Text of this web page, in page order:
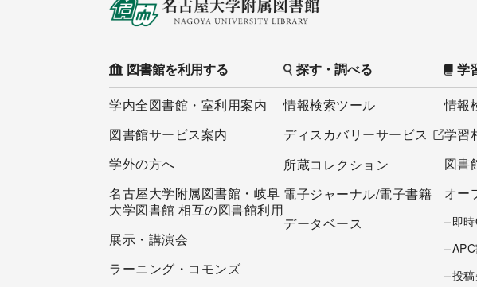
図書館を利用する
学内全図書館・室利用案内
図書館サービス案内
学外の方へ
名古屋大学附属図書館・岐阜
大学図書館 相互の図書館利用
展示・講演会
ラーニング・コモンズ
探す・調べる
情報検索ツール
ディスカバリーサービス
所蔵コレクション
電子ジャーナル/電子書籍
データベース
学
情報
学習
図書
オー
即
投